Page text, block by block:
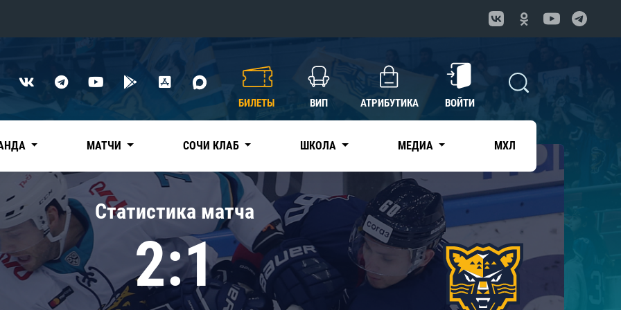
Нефтехимик
Трактор
Дивизион Чернышева
Авангард
Адмирал
КХЛ
БИЛЕТЫ ВИП АТРИБУТИКА ВОЙТИ
МАТЧИ СОЧИ КЛАБ ШКОЛА МЕДИА МХЛ
Статистика матча
2:1